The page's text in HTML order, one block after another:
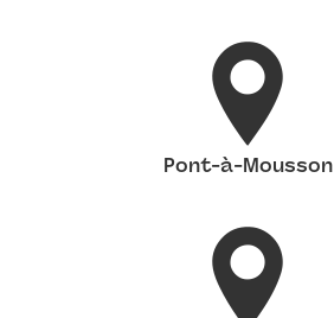
Pont-à-Mousson